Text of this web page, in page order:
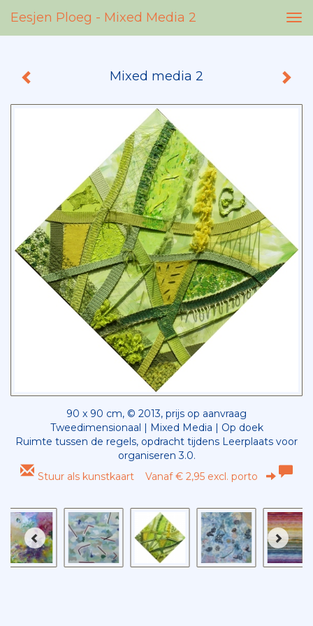
Eesjen Ploeg - Mixed Media 2
Mixed media 2
90 x 90 cm, © 2013, prijs op aanvraag
Tweedimensionaal | Mixed Media | Op doek
Ruimte tussen de regels, opdracht tijdens Leerplaats voor
organiseren 3.0.
Stuur als kunstkaart Vanaf € 2,95 excl. porto